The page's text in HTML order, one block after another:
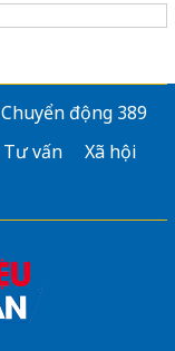
Chuyển động 389
Tư vấn
Xã hội